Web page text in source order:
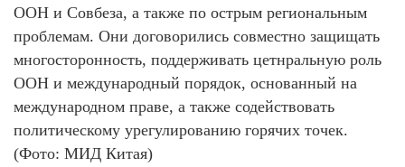
ООН и Совбеза, а также по острым региональным
проблемам. Они договорились совместно защищать
многосторонность, поддерживать цетнральную роль
ООН и международный порядок, основанный на
международном праве, а также содействовать
политическому урегулированию горячих точек.
(Фото: МИД Китая)